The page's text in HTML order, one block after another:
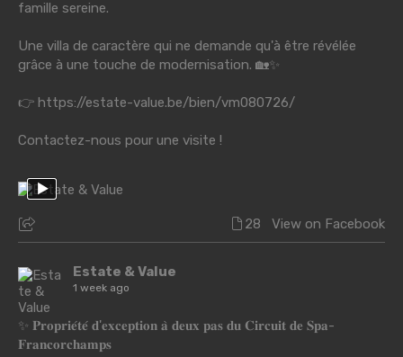
famille sereine.
Une villa de caractère qui ne demande qu'à être révélée
grâce à une touche de modernisation. 🏡✨
👉 https://estate-value.be/bien/vm080726/
Contactez-nous pour une visite !
28 View on Facebook
Estate & Value
1 week ago
✨ 𝐏𝐫𝐨𝐩𝐫𝐢𝐞́𝐭𝐞́ 𝐝'𝐞𝐱𝐜𝐞𝐩𝐭𝐢𝐨𝐧 𝐚̀ 𝐝𝐞𝐮𝐱 𝐩𝐚𝐬 𝐝𝐮 𝐂𝐢𝐫𝐜𝐮𝐢𝐭 𝐝𝐞 𝐒𝐩𝐚-
𝐅𝐫𝐚𝐧𝐜𝐨𝐫𝐜𝐡𝐚𝐦𝐩𝐬